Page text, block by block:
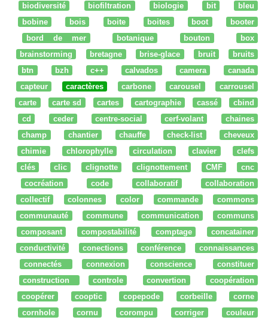
biodiversité
biofiltration biologie bit
bleu
bobine
bois boite boites boot
booter
bord de mer
botanique bouton
box
brainstorming
bretagne brise-glace bruit
bruits
btn
bzh c++ calvados camera
canada
capteur
caractères carbone carousel
carrousel
carte
carte sd cartes cartographie cassé
cbind
cd
ceder centre-social cerf-volant
chaines
champ
chantier chauffe check-list
cheveux
chimie
chlorophylle circulation clavier
clefs
clés
clic clignotte clignottement CMF
cnc
cocréation
code collaboratif
collaboration
collectif
colonnes color commande
commons
communauté
commune communication
communs
composant
compostabilité comptage
concatainer
conductivité
conections conférence
connaissances
connectés
connexion conscience
constituer
construction
controle convertion
coopération
coopérer
cooptic copepode corbeille
corne
cornhole
cornu corompu corriger
couleur